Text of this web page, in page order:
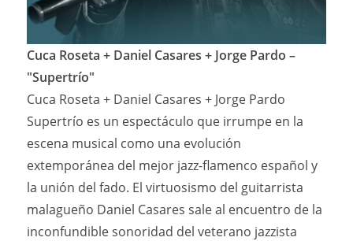
Cuca Roseta + Daniel Casares + Jorge Pardo –
"Supertrío"
Cuca Roseta + Daniel Casares + Jorge Pardo
Supertrío es un espectáculo que irrumpe en la
escena musical como una evolución
extemporánea del mejor jazz-flamenco español y
la unión del fado. El virtuosismo del guitarrista
malagueño Daniel Casares sale al encuentro de la
inconfundible sonoridad del veterano jazzista